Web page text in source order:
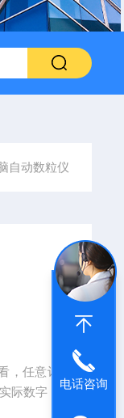
自动数粒仪
，任意计
际数字
电话咨询